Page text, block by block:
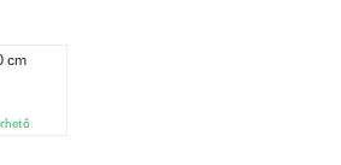
cm